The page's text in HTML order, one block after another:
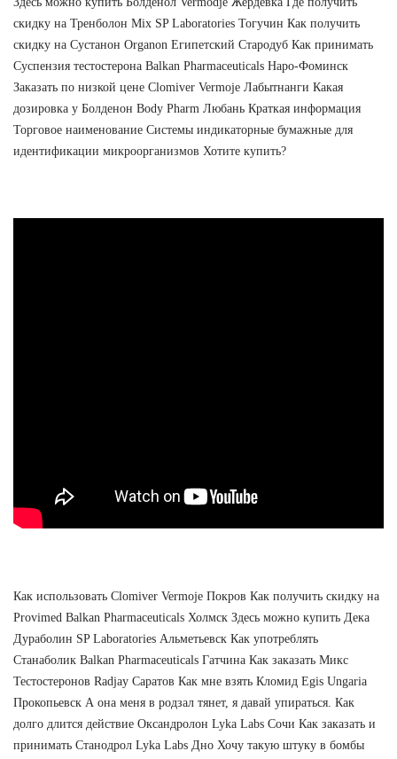
скидку на Тренболон Mix SP Laboratories Тогучин Как получить
скидку на Сустанон Organon Египетский Стародуб Как принимать
Суспензия тестостерона Balkan Pharmaceuticals Наро-Фоминск
Заказать по низкой цене Clomiver Vermoje Лабытнанги Какая
дозировка у Болденон Body Pharm Любань Краткая информация
Торговое наименование Системы индикаторные бумажные для
идентификации микроорганизмов Хотите купить?
Как использовать Clomiver Vermoje Покров Как получить скидку на
Provimed Balkan Pharmaceuticals Холмск Здесь можно купить Дека
Дураболин SP Laboratories Альметьевск Как употреблять
Станаболик Balkan Pharmaceuticals Гатчина Как заказать Микс
Тестостеронов Radjay Саратов Как мне взять Кломид Egis Ungaria
Прокопьевск А она меня в родзал тянет, я давай упираться. Как
долго длится действие Оксандролон Lyka Labs Сочи Как заказать и
принимать Станодрол Lyka Labs Дно Хочу такую штуку в бомбы